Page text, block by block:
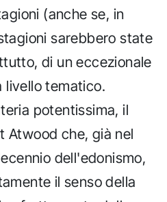
(anche se, in
sarebbero state
di un eccezionale
livello tematico.
potentissima, il
Atwood che, già nel
dell'edonismo,
il senso della